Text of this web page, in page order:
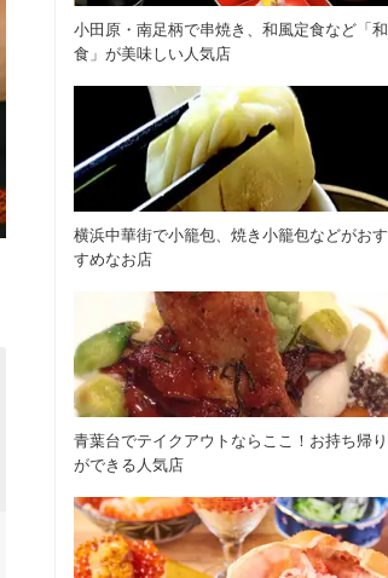
小田原・南足柄で串焼き、和風定食など「和
食」が美味しい人気店
横浜中華街で小籠包、焼き小籠包などがおす
すめなお店
青葉台でテイクアウトならここ！お持ち帰り
ができる人気店